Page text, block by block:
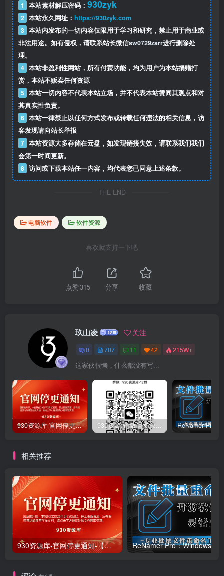
1 本站素材解压密码： 930zyk
2 本站永久网址： https://930zyk.com
3 本站内发布的一切内容仅限用于学习和研究，禁止用于商业或
非法用途。如有侵权，请联系站长微信sw0729zarr进行删除处
理。
4 本站非盈利性网站，所有付费功能，均为用户为本站捐赠打
赏，本站不贩卖任何资源
5 本站一切内容不代表本站立场，并不代表本站赞同其观点和对
其真实性负责。
6 本站一律禁止以任何方式发布或转载任何违法的相关信息，访
客发现请向站长举报
7 本站资源大多存储在云盘，如发现链接失效，请联系我们我们
会第一时间更新。
8 访问或下载本站任一内容，均代表您已同意上述条款。
THE END
电脑软件 软件资源
喜欢就支持一下吧
点赞315 分享 收藏
玖山凌 关注
0 707 11 42 215W+
这家伙很懒，什么都没有写...
930资源库-官网停更通知-【换在线文档更新-每日更新】 930资源库-微信资源12群【限时免费】开放入群中！！！
相关推荐
930资源库-官网停更通知-【换在线文档更新-每日更新】